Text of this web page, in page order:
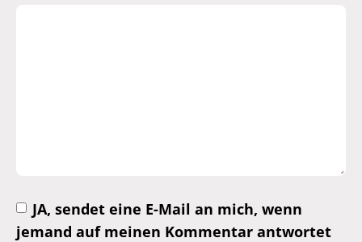
JA, sendet eine E-Mail an mich, wenn
jemand auf meinen Kommentar antwortet